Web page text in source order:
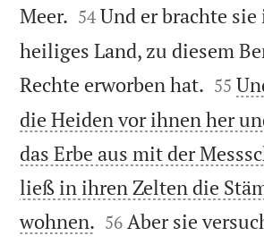
Meer. 

54 Und er brachte
heiliges Land, zu diesem
Rechte erworben hat. 

55
die Heiden vor ihnen her
das Erbe aus mit der
ließ in ihren Zelten die
wohnen. 

56 Aber sie